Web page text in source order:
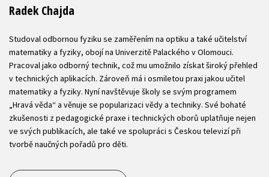
Radek Chajda
Studoval odbornou fyziku se zaměřením na optiku a také učitelství
matematiky a fyziky, obojí na Univerzitě Palackého v Olomouci.
Pracoval jako odborný technik, což mu umožnilo získat široký přehled
v technických aplikacích. Zároveň má i osmiletou praxi jakou učitel
matematiky a fyziky. Nyní navštěvuje školy se svým programem
„Hravá věda“ a věnuje se popularizaci vědy a techniky. Své bohaté
zkušenosti z pedagogické praxe i technických oborů uplatňuje nejen
ve svých publikacích, ale také ve spolupráci s Českou televizí při
tvorbě naučných pořadů pro děti.